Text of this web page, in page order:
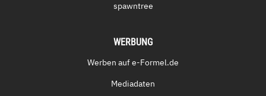
spawntree
WERBUNG
Werben auf e-Formel.de
Mediadaten